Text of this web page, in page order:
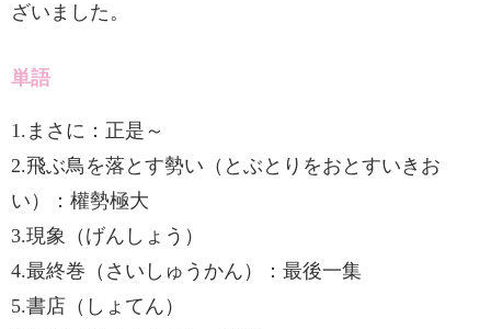
ざいました。
単語
1.まさに：正是～
2.飛ぶ鳥を落とす勢い（とぶとりをおとすいきお
い）：權勢極大
3.現象（げんしょう）
4.最終巻（さいしゅうかん）：最後一集
5.書店（しょてん）